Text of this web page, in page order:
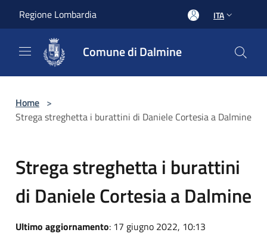
Regione Lombardia ITA
Comune di Dalmine
Home >
Strega streghetta i burattini di Daniele Cortesia a Dalmine
Strega streghetta i burattini
di Daniele Cortesia a Dalmine
Ultimo aggiornamento: 17 giugno 2022, 10:13